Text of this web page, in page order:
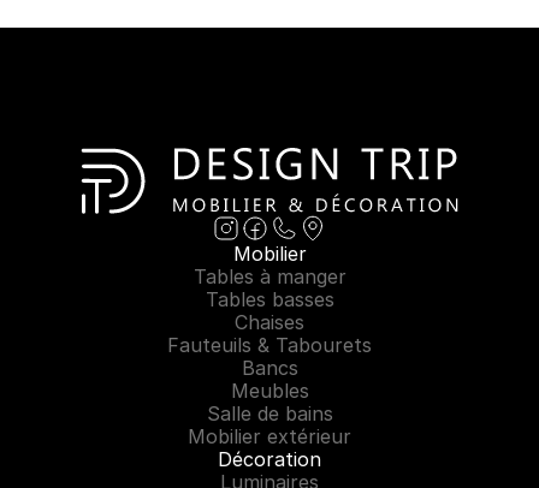
Mobilier
Tables à manger
Tables basses
Chaises
Fauteuils & Tabourets
Bancs
Meubles
Salle de bains
Mobilier extérieur
Décoration
Luminaires